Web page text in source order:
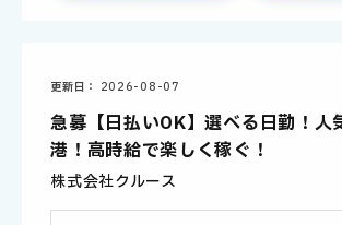
更新日 2026-08-07
急募【日払いOK】選べる日勤！人
港！高時給で楽しく稼ぐ！
株式会社クルース